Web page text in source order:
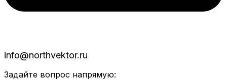
info@northvektor.ru
Задайте вопрос напрямую: